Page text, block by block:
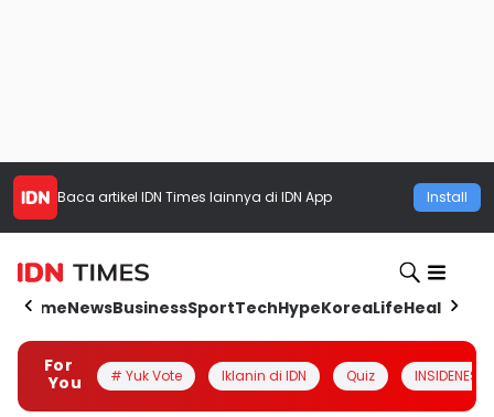
Baca artikel IDN Times lainnya di IDN App Install
HomeNewsBusinessSportTechHypeKoreaLifeHealth
For
You
# Yuk Vote Iklanin di IDN Quiz INSIDENESIA